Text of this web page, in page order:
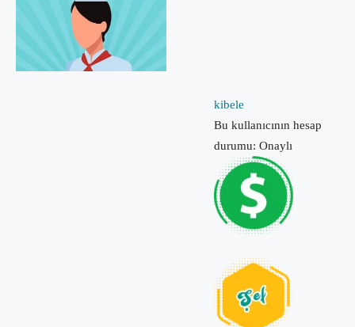
kibele
Bu kullanıcının hesap
durumu: Onaylı